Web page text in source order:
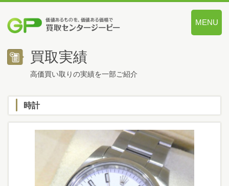
MENU
買取実績
高価買い取りの実績を一部ご紹介
時計